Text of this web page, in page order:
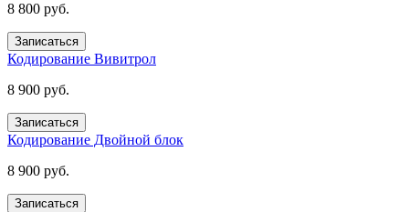
8 800 руб.
Записаться
Кодирование Вивитрол
8 900 руб.
Записаться
Кодирование Двойной блок
8 900 руб.
Записаться